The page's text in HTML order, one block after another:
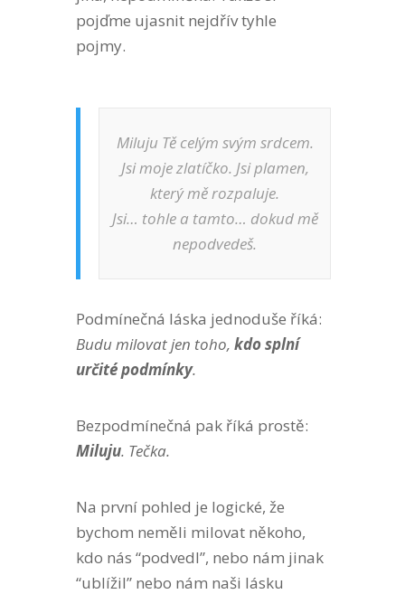
pojďme ujasnit nejdřív tyhle
pojmy.
Miluju Tě celým svým srdcem.
Jsi moje zlatíčko. Jsi plamen,
který mě rozpaluje.
Jsi… tohle a tamto… dokud mě
nepodvedeš.
Podmínečná láska jednoduše říká:
Budu milovat jen toho, kdo splní
určité podmínky.
Bezpodmínečná pak říká prostě:
Miluju. Tečka.
Na první pohled je logické, že
bychom neměli milovat někoho,
kdo nás “podvedl”, nebo nám jinak
“ublížil” nebo nám naši lásku